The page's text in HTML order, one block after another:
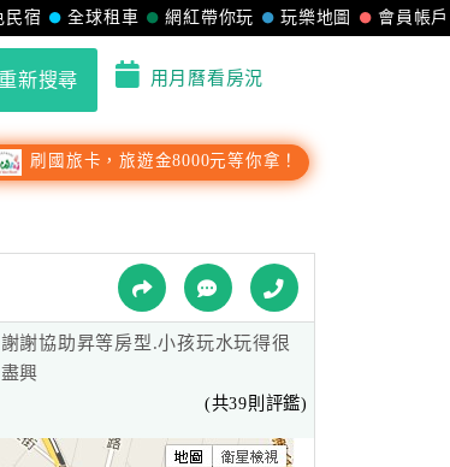
會員帳戶
玩樂地圖
網紅帶你玩
全球租車
民宿
重新搜尋 用月曆看房況
刷國旅卡，旅遊金8000元等你拿！
謝謝協助昇等房型.小孩玩水玩得很
盡興
(共39則評鑑)